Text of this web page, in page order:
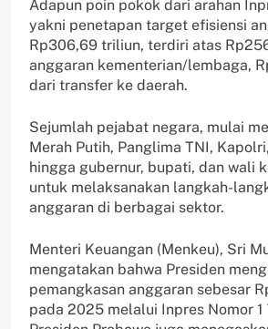
Adapun poin pokok dari arahan
yakni penetapan target efisiensi
Rp306,69 triliun, terdiri atas
anggaran kementerian/lembaga,
dari transfer ke daerah.
Sejumlah pejabat negara, mulai
Merah Putih, Panglima TNI,
hingga gubernur, bupati, dan wali
untuk melaksanakan langkah-
anggaran di berbagai sektor.
Menteri Keuangan (Menkeu), Sri
mengatakan bahwa Presiden
pemangkasan anggaran sebesar
pada 2025 melalui Inpres Nomor 1